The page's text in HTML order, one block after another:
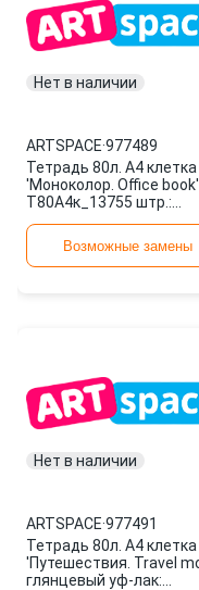
Нет в наличии
ARTSPACE·977489
Тетрадь 80л. А4 клетка
'Моноколор. Office
Т80А4к_13755 штр.:
ARTSPACEВозможные замены
Нет в наличии
ARTSPACE·977491
Тетрадь 80л. А4 клетка
'Путешествия. Travel
глянцевый уф-лак: